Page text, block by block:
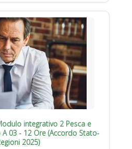
integrativo 2 Pesca e
03 - 12 Ore (Accordo Stato-
2025)